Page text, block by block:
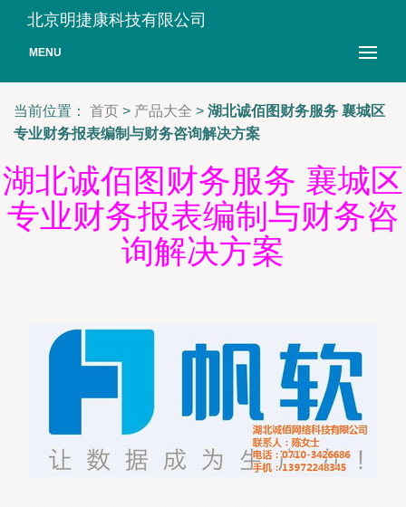
北京明捷康科技有限公司
MENU
当前位置： 首页 > 产品大全 > 湖北诚佰图财务服务 襄城区
专业财务报表编制与财务咨询解决方案
湖北诚佰图财务服务 襄城区
专业财务报表编制与财务咨
询解决方案